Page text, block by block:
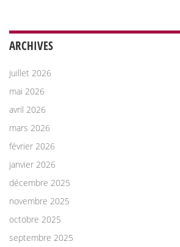
ARCHIVES
juillet 2026
mai 2026
avril 2026
mars 2026
février 2026
janvier 2026
décembre 2025
novembre 2025
octobre 2025
septembre 2025